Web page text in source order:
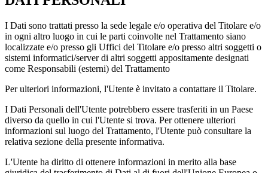
I Dati sono trattati presso la sede legale e/o operativa del Titolare e/o
in ogni altro luogo in cui le parti coinvolte nel Trattamento siano
localizzate e/o presso gli Uffici del Titolare e/o presso altri soggetti o
sistemi informatici/server di altri soggetti appositamente designati
come Responsabili (esterni) del Trattamento
Per ulteriori informazioni, l'Utente è invitato a contattare il Titolare.
I Dati Personali dell'Utente potrebbero essere trasferiti in un Paese
diverso da quello in cui l'Utente si trova. Per ottenere ulteriori
informazioni sul luogo del Trattamento, l'Utente può consultare la
relativa sezione della presente informativa.
L'Utente ha diritto di ottenere informazioni in merito alla base